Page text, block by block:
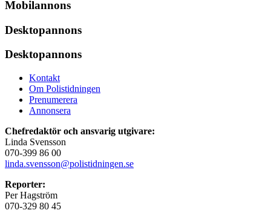
Mobilannons
Desktopannons
Desktopannons
Kontakt
Om Polistidningen
Prenumerera
Annonsera
Chefredaktör och ansvarig utgivare:
Linda Svensson
070-399 86 00
linda.svensson@polistidningen.se
Reporter:
Per Hagström
070-329 80 45